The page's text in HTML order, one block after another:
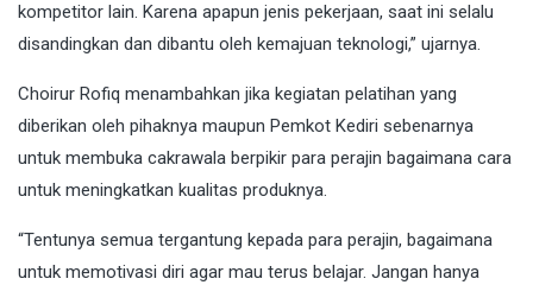
kompetitor lain. Karena apapun jenis pekerjaan, saat ini selalu
disandingkan dan dibantu oleh kemajuan teknologi,” ujarnya.
Choirur Rofiq menambahkan jika kegiatan pelatihan yang
diberikan oleh pihaknya maupun Pemkot Kediri sebenarnya
untuk membuka cakrawala berpikir para perajin bagaimana cara
untuk meningkatkan kualitas produknya.
“Tentunya semua tergantung kepada para perajin, bagaimana
untuk memotivasi diri agar mau terus belajar. Jangan hanya